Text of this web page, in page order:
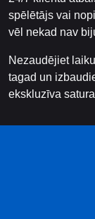
spēlētājs vai
vēl nekad nav
Nezaudējiet
tagad un
ekskluzīva